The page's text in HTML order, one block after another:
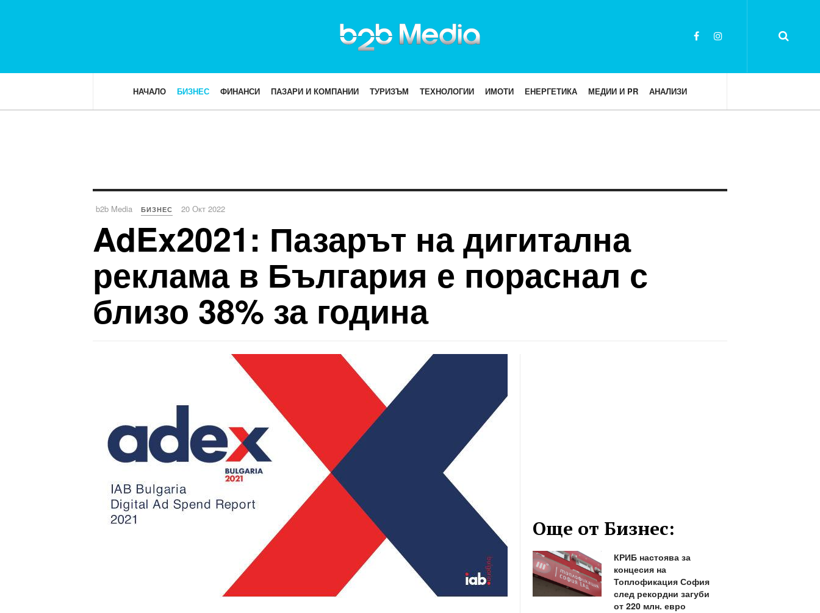
НАЧАЛО БИЗНЕС ФИНАНСИ ПАЗАРИ И КОМПАНИИ ТУРИЗЪМ ТЕХНОЛОГИИ ИМОТИ ЕНЕРГЕТИКА МЕДИИ И PR АНАЛИЗИ
b2b Media БИЗНЕС 20 Окт 2022
AdEx2021: Пазарът на дигитална
реклама в България е пораснал с
близо 38% за година
Още от Бизнес:
КРИБ настоява за
концесия на
Топлофикация София
след рекордни загуби
от 220 млн. евро